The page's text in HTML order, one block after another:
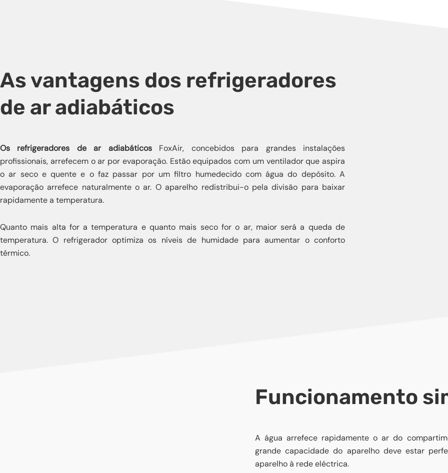
As vantagens dos refrigeradores
de ar adiabáticos
Os refrigeradores de ar adiabáticosFoxAir, concebidos para grandes instalações
profissionais, arrefecem o ar por evaporação. Estão equipados com um ventilador que aspira
o ar seco e quente e o faz passar por um filtro humedecido com água do depósito. A
evaporação arrefece naturalmente o ar. O aparelho redistribui-o pela divisão para baixar
rapidamente a temperatura.
Quanto mais alta for a temperatura e quanto mais seco for o ar, maior será a queda de
temperatura. O refrigerador optimiza os níveis de humidade para aumentar o conforto
térmico.
Funcionamento
A água arrefece rapidamente o ar do
grande capacidade do aparelho deve estar
aparelho à rede eléctrica.